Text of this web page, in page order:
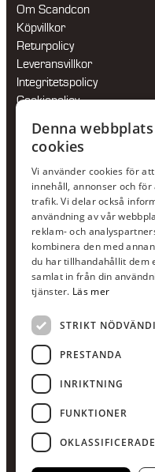
Om Scandcon
Köpvillkor
Returpolicy
Leveransvillkor
Integritetspolicy
Cookiepolicy
Jour:073-36 88 87 0
Växel:020-120 29 00
E-post:info@scandcon.se
BESÖKSADRESS
Backagårdsgatan 9
511 57 Kinna
UPPGIFTER
Orgnummer
559375-8161
Swishnummer
123-615 05 28
Denna
cookies
Vi använder cookies för
innehåll, annonser och
trafik. Vi delar också
användning av vår
reklam- och
kombinera den med
du har tillhandahållit dem
samlat in från din
tjänster. Läs mer
STRIKT
PRESTANDA
INRIKTNING
FUNKTIONER
OKLASSIFICERADE